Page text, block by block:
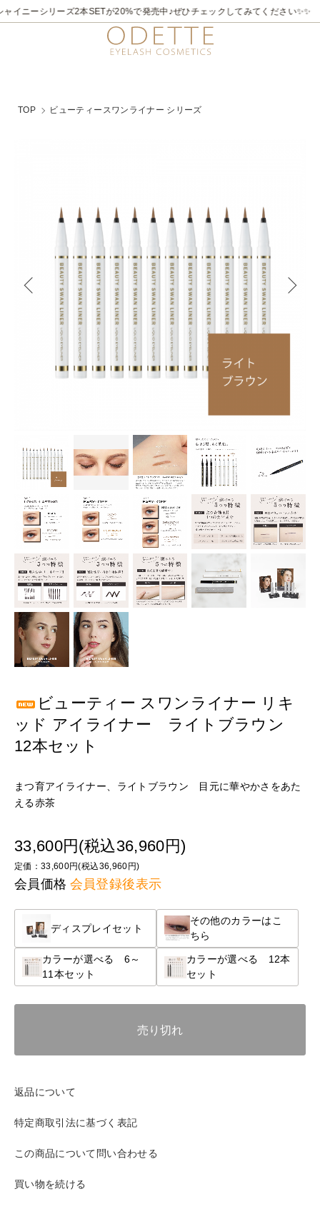
2026/7/21～8/31✨✨煌めく夏。ラメライナーキャンペーン♪ 夏季限定でビ
TOP ビューティースワンライナー シリーズ
ビューティー スワンライナー リキ
ッド アイライナー ライトブラウン
12本セット
まつ育アイライナー、ライトブラウン 目元に華やかさをあた
える赤茶
33,600円(税込36,960円)
定価：33,600円(税込36,960円)
会員価格 会員登録後表示
ディスプレイセット
その他のカラーはこ
ちら
カラーが選べる 6～
11本セット
カラーが選べる 12本
セット
売り切れ
返品について
特定商取引法に基づく表記
この商品について問い合わせる
買い物を続ける